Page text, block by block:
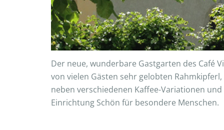
Der neue, wunderbare Gastgarten des Café
von vielen Gästen sehr gelobten
neben verschiedenen Kaffee-Variationen
Einrichtung Schön für besondere Menschen.